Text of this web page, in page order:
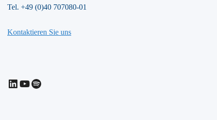
Tel. +49 (0)40 707080-01
Kontaktieren Sie uns
LinkedIn
YouTube
Spotify